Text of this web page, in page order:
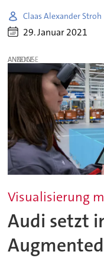
Claas Alexander Stroh
29. Januar 2021
ANZEIGE
Visualisierung
Audi setzt